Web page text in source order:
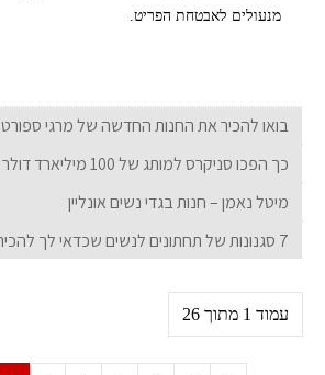
מנעולים לאבטחת הפריט.
בואו להכיר את החנות החדשה של מרגי ספורט
כך הפכו סניקרס למותג של 100 מיליארד דולר
מיטל נאמן – חנות בגדי נשים אונליין
7 סגנונות של תחתונים לנשים שכדאי לך להכיר
עמוד 1 מתוך 26